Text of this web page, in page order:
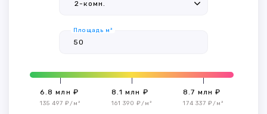
Площадь м²
6.8 млн ₽
135 497 ₽/м²
8.1 млн ₽
161 390 ₽/м²
8.7 млн ₽
174 337 ₽/м²